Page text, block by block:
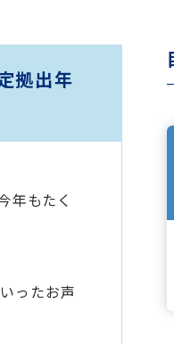
拠出年
年もたく
ったお声